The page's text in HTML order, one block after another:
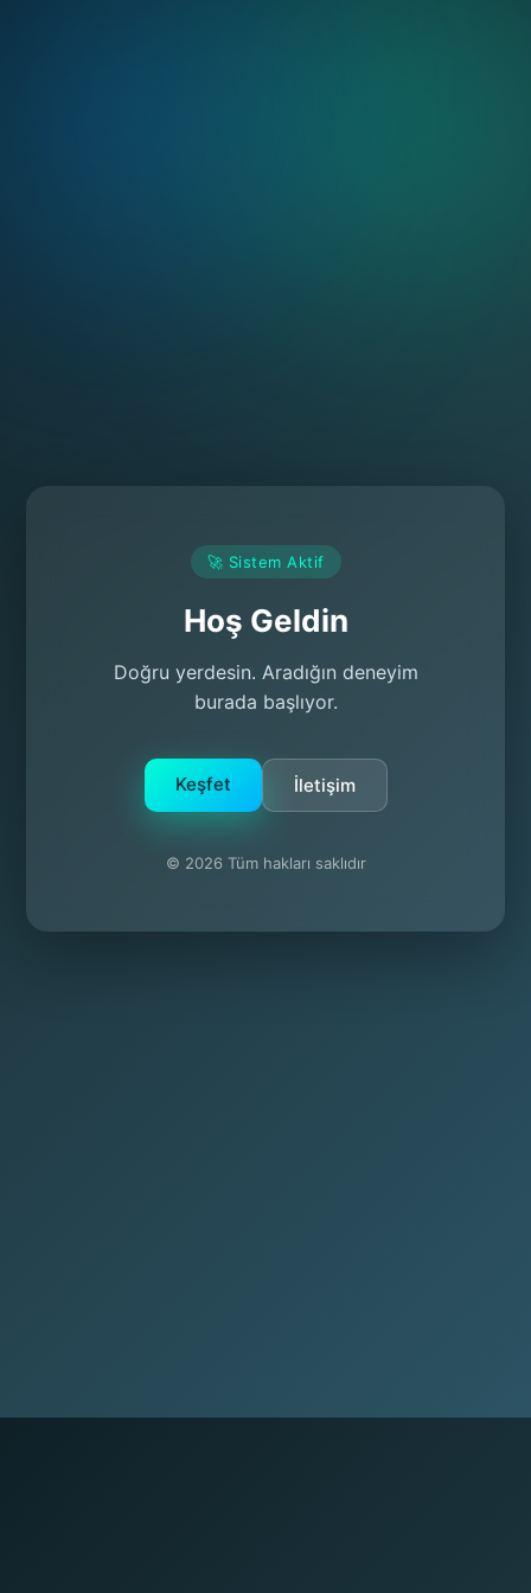
🚀 Sistem Aktif
Hoş Geldin
Doğru yerdesin. Aradığın deneyim
burada başlıyor.
Keşfet İletişim
© 2026 Tüm hakları saklıdır